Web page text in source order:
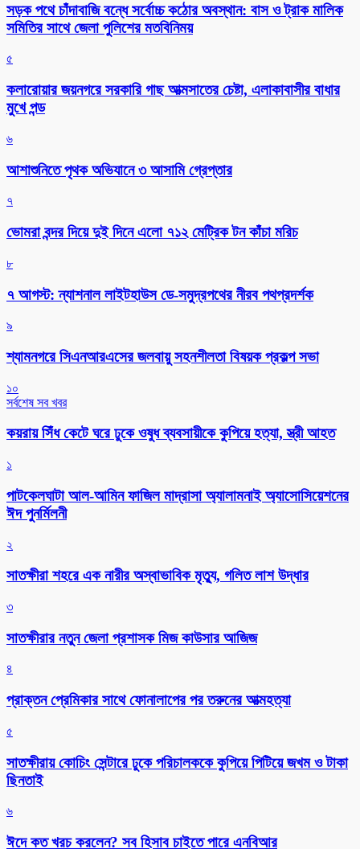
সড়ক পথে চাঁদাবাজি বন্ধে সর্বোচ্চ কঠোর অবস্থান: বাস ও ট্রাক মালিক
সমিতির সাথে জেলা পুলিশের মতবিনিময়
৫
কলারোয়ার জয়নগরে সরকারি গাছ আত্মসাতের চেষ্টা, এলাকাবাসীর বাধার
মুখে পন্ড
৬
আশাশুনিতে পৃথক অভিযানে ৩ আসামি গ্রেপ্তার
৭
ভোমরা বন্দর দিয়ে দুই দিনে এলো ৭১২ মেট্রিক টন কাঁচা মরিচ
৮
৭ আগস্ট: ন্যাশনাল লাইটহাউস ডে-সমুদ্রপথের নীরব পথপ্রদর্শক
৯
শ্যামনগরে সিএনআরএসের জলবায়ু সহনশীলতা বিষয়ক প্রকল্প সভা
১০
সর্বশেষ সব খবর
কয়রায় সিঁধ কেটে ঘরে ঢুকে ওষুধ ব্যবসায়ীকে কুপিয়ে হত্যা, স্ত্রী আহত
১
পাটকেলঘাটা আল-আমিন ফাজিল মাদ্রাসা অ্যালামনাই অ্যাসোসিয়েশনের
ঈদ পুনর্মিলনী
২
সাতক্ষীরা শহরে এক নারীর অস্বাভাবিক মৃত্যু, গলিত লাশ উদ্ধার
৩
সাতক্ষীরার নতুন জেলা প্রশাসক মিজ কাউসার আজিজ
৪
প্রাক্তন প্রেমিকার সাথে ফোনালাপের পর তরুনের আত্মহত্যা
৫
সাতক্ষীরায় কোচিং সেন্টারে ঢুকে পরিচালককে কুপিয়ে পিটিয়ে জখম ও টাকা
ছিনতাই
৬
ঈদে কত খরচ করলেন? সব হিসাব চাইতে পারে এনবিআর